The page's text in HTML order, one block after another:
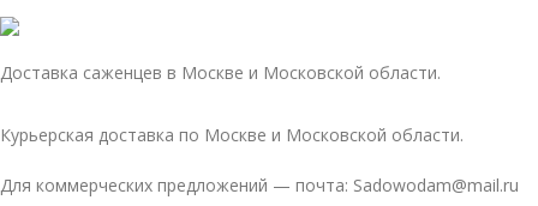
Доставка саженцев в Москве и Московской области.
Курьерская доставка по Москве и Московской области.
Для коммерческих предложений — почта: Sadowodam@mail.ru